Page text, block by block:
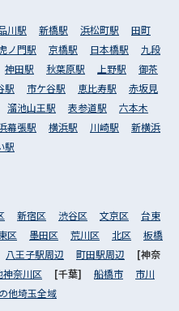
川駅 新橋駅 浜松町駅
田町
ノ門駅 京橋駅 日本橋駅
九段
神田駅 秋葉原駅 上野駅
御茶
駅 市ケ谷駅 恵比寿駅
赤坂見
溜池山王駅 表参道駅
六本木
幕張駅 横浜駅 川崎駅
新横浜
駅
新宿区 渋谷区 文京区
台東
区 墨田区 荒川区 北区
板橋
八王子駅周辺 町田駅周辺
[神奈
神奈川区 [千葉] 船橋市
市川
他埼玉全域